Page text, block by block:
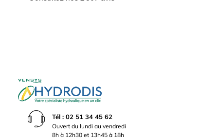
Tél : 02 51 34 45 62
Ouvert du lundi au vendredi
8h à 12h30 et 13h45 à 18h